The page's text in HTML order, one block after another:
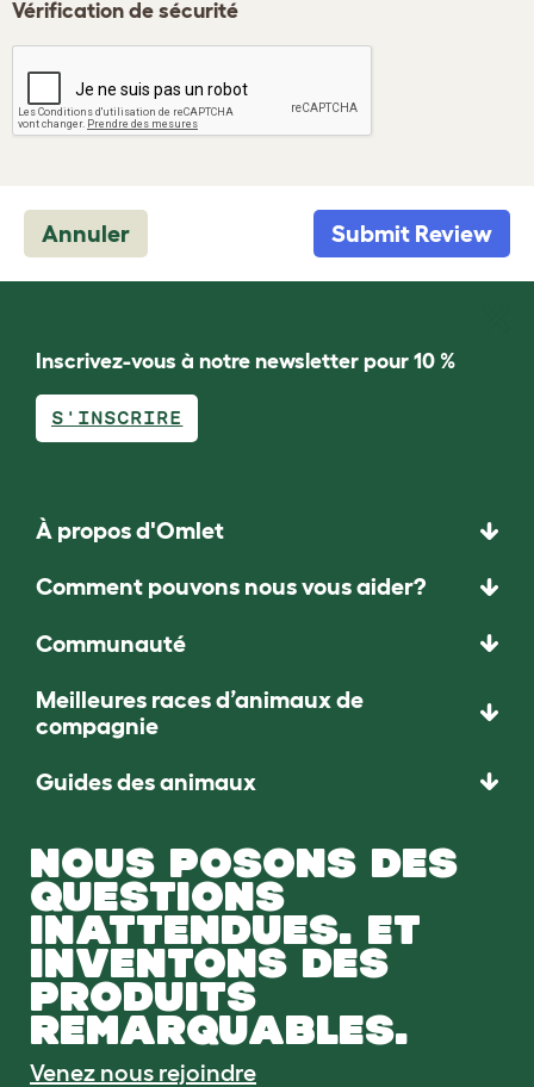
Vérification de sécurité
Annuler Submit Review
Inscrivez-vous à notre newsletter pour 10 %
S'INSCRIRE
À propos d'Omlet
Comment pouvons nous vous aider?
Communauté
Meilleures races d’animaux de
compagnie
Guides des animaux
NOUS POSONS DES
QUESTIONS
INATTENDUES. ET
INVENTONS DES
PRODUITS
REMARQUABLES.
Venez nous rejoindre